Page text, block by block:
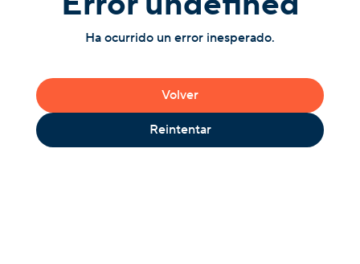
Ha ocurrido un error inesperado.
Volver
Reintentar